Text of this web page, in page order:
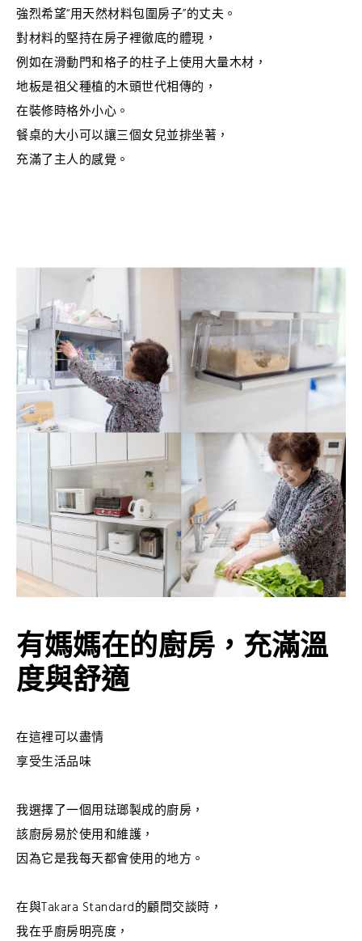
強烈希望“用天然材料包圍房子”的丈夫。
對材料的堅持在房子裡徹底的體現，
例如在滑動門和格子的柱子上使用大量木材，
地板是祖父種植的木頭世代相傳的，
在裝修時格外小心。
餐桌的大小可以讓三個女兒並排坐著，
充滿了主人的感覺。
有媽媽在的廚房，充滿溫
度與舒適
在這裡可以盡情
享受生活品味
我選擇了一個用琺瑯製成的廚房，
該廚房易於使用和維護，
因為它是我每天都會使用的地方。
在與Takara Standard的顧問交談時，
我在乎廚房明亮度，